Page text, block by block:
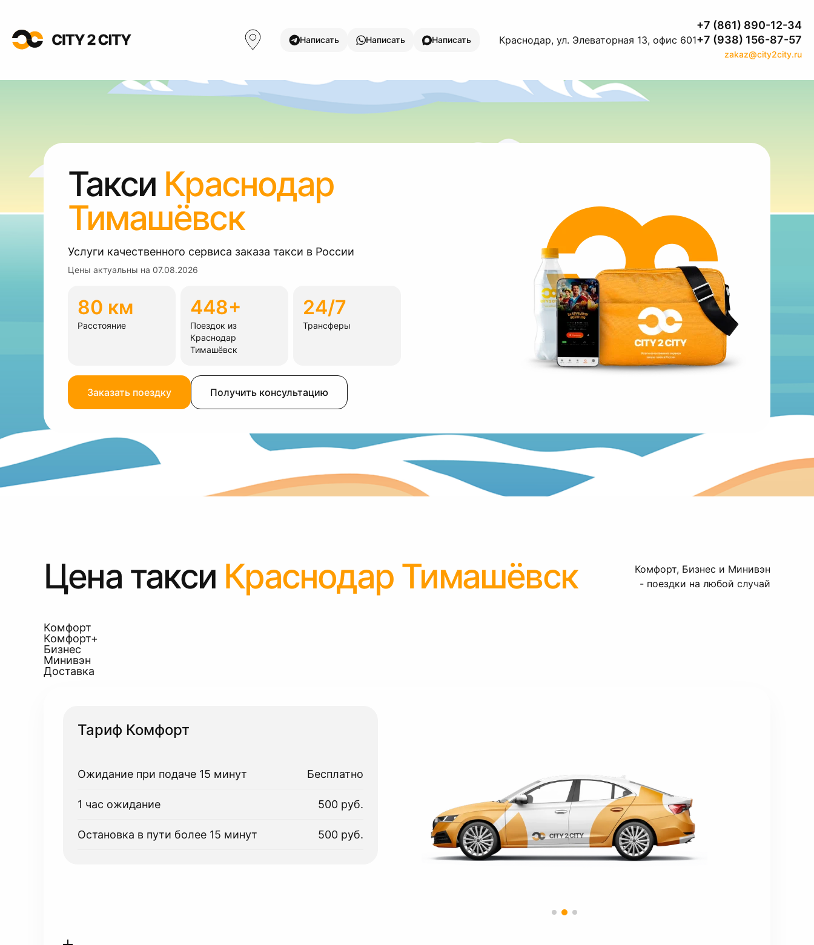
Написать Написать Написать Краснодар, ул. Элеваторная 13, офис 601
+7 (861) 890-12-34
+7 (938) 156-87-57
zakaz@city2city.ru
Такси Краснодар
Тимашёвск
Услуги качественного сервиса заказа такси в России
Цены актуальны на 07.08.2026
80 км
Расстояние
448+
Поездок из
Краснодар
Тимашёвск
24/7
Трансферы
Заказать поездку Получить консультацию
Цена такси Краснодар Тимашёвск
Комфорт, Бизнес и Минивэн
- поездки на любой случай
Комфорт
Комфорт+
Бизнес
Минивэн
Доставка
Тариф Комфорт
Ожидание при подаче 15 минут Бесплатно
1 час ожидание 500 руб.
Остановка в пути более 15 минут 500 руб.